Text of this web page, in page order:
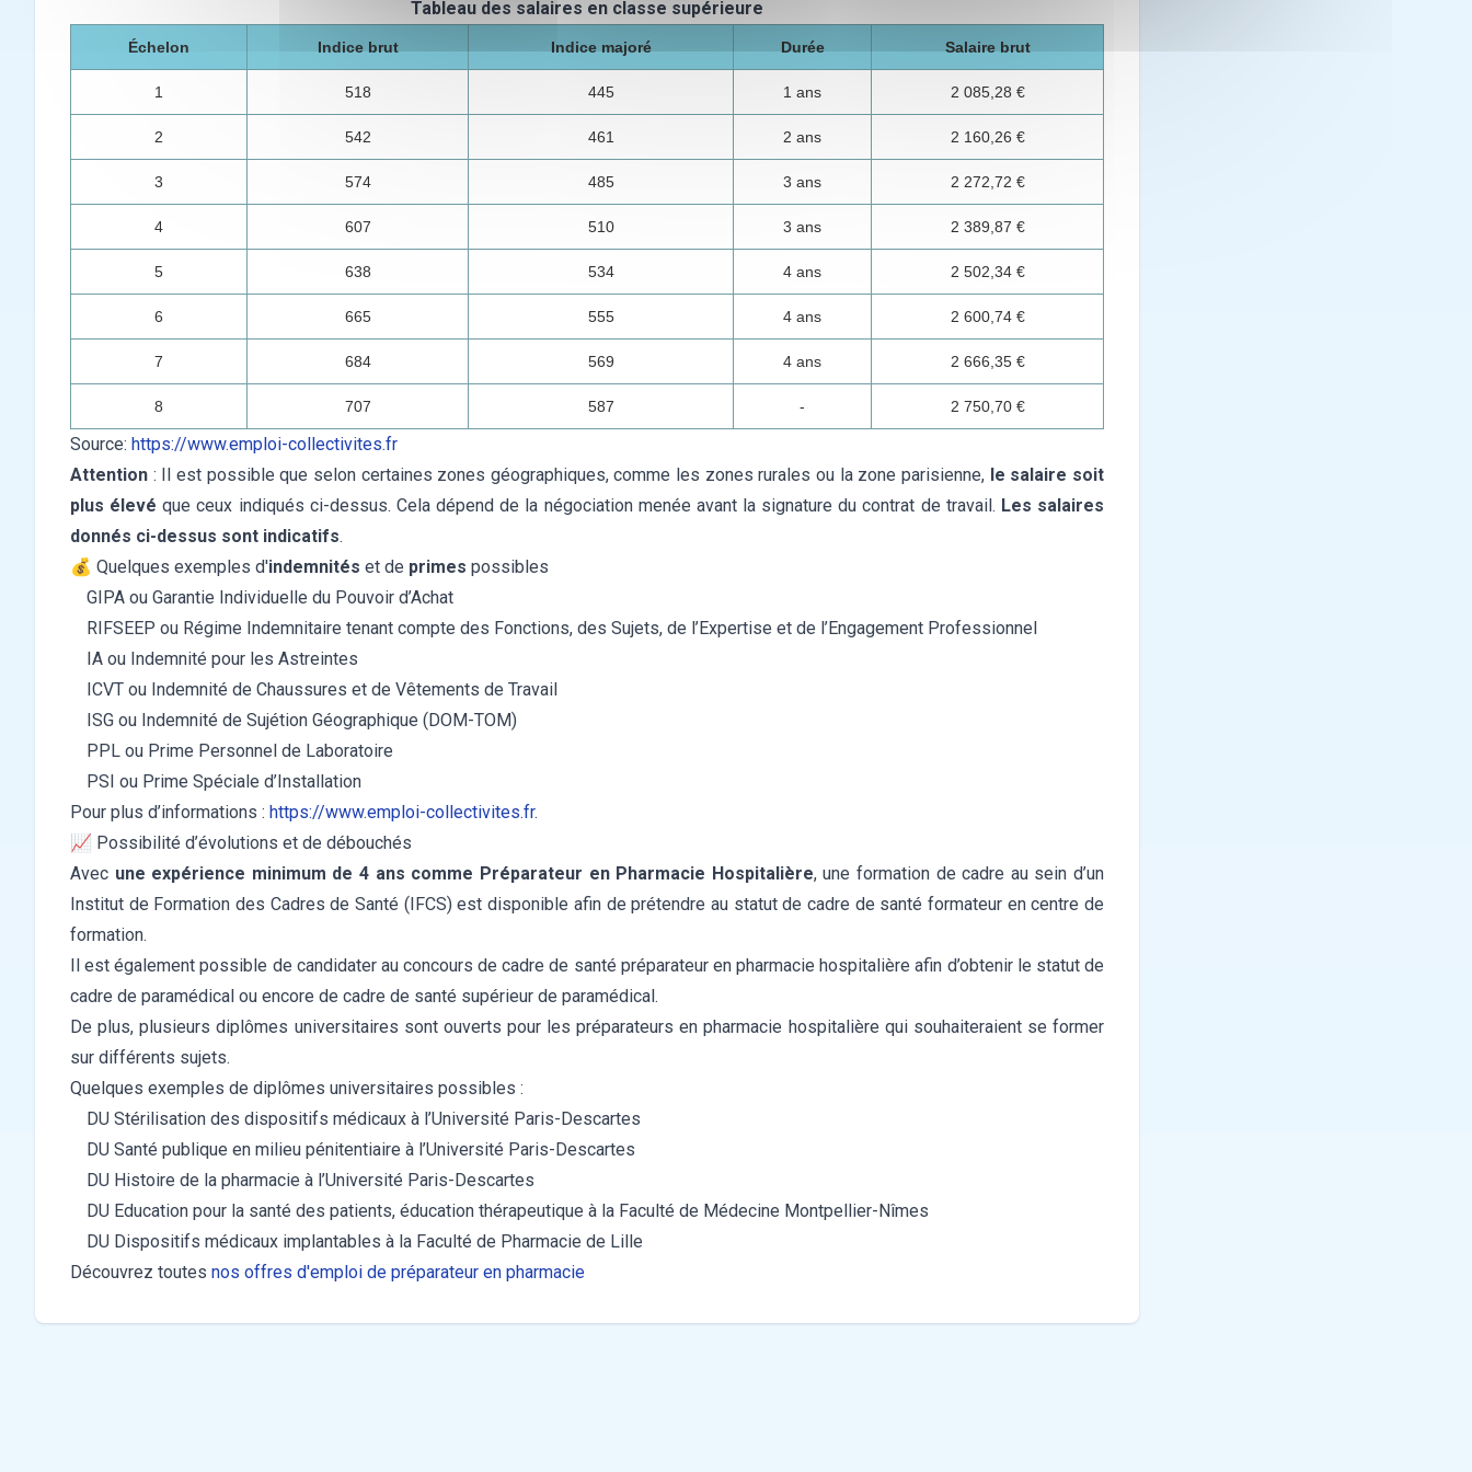
Tableau des salaires en classe supérieure
Échelon Indice brut Indice majoré Durée Salaire brut
1 518 445 1 ans 2 085,28 €
2 542 461 2 ans 2 160,26 €
3 574 485 3 ans 2 272,72 €
4 607 510 3 ans 2 389,87 €
5 638 534 4 ans 2 502,34 €
6 665 555 4 ans 2 600,74 €
7 684 569 4 ans 2 666,35 €
8 707 587 - 2 750,70 €
Source: https://www.emploi-collectivites.fr
Attention : Il est possible que selon certaines zones géographiques, comme les zones rurales ou la zone parisienne, le salaire soit
plus élevé que ceux indiqués ci-dessus. Cela dépend de la négociation menée avant la signature du contrat de travail. Les salaires
donnés ci-dessus sont indicatifs.
💰 Quelques exemples d'indemnités et de primes possibles
GIPA ou Garantie Individuelle du Pouvoir d’Achat
RIFSEEP ou Régime Indemnitaire tenant compte des Fonctions, des Sujets, de l’Expertise et de l’Engagement Professionnel
IA ou Indemnité pour les Astreintes
ICVT ou Indemnité de Chaussures et de Vêtements de Travail
ISG ou Indemnité de Sujétion Géographique (DOM-TOM)
PPL ou Prime Personnel de Laboratoire
PSI ou Prime Spéciale d’Installation
Pour plus d’informations : https://www.emploi-collectivites.fr.
📈 Possibilité d’évolutions et de débouchés
Avec une expérience minimum de 4 ans comme Préparateur en Pharmacie Hospitalière, une formation de cadre au sein d’un
Institut de Formation des Cadres de Santé (IFCS) est disponible afin de prétendre au statut de cadre de santé formateur en centre de
formation.
Il est également possible de candidater au concours de cadre de santé préparateur en pharmacie hospitalière afin d’obtenir le statut de
cadre de paramédical ou encore de cadre de santé supérieur de paramédical.
De plus, plusieurs diplômes universitaires sont ouverts pour les préparateurs en pharmacie hospitalière qui souhaiteraient se former
sur différents sujets.
Quelques exemples de diplômes universitaires possibles :
DU Stérilisation des dispositifs médicaux à l’Université Paris-Descartes
DU Santé publique en milieu pénitentiaire à l’Université Paris-Descartes
DU Histoire de la pharmacie à l’Université Paris-Descartes
DU Education pour la santé des patients, éducation thérapeutique à la Faculté de Médecine Montpellier-Nîmes
DU Dispositifs médicaux implantables à la Faculté de Pharmacie de Lille
Découvrez toutes nos offres d'emploi de préparateur en pharmacie